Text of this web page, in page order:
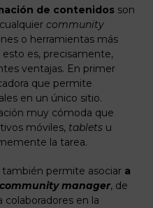
de contenidos son
community
o herramientas más
es, precisamente,
ventajas. En primer
que permite
en un único sitio.
muy cómoda que
móviles, tablets u
la tarea.
también permite asociar a
community manager, de
en la